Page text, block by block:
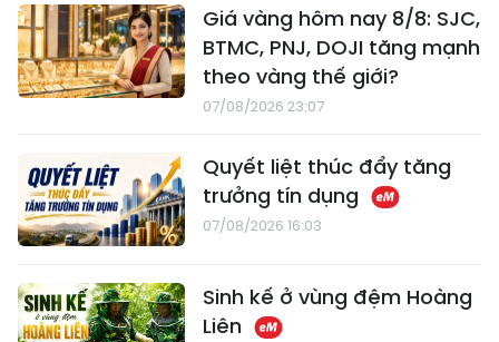
Giá vàng hôm nay 8/8: SJC,
BTMC, PNJ, DOJI tăng mạnh
theo vàng thế giới?
07/08/2026 23:07
Quyết liệt thúc đẩy tăng
trưởng tín dụng
07/08/2026 16:03
Sinh kế ở vùng đệm Hoàng
Liên